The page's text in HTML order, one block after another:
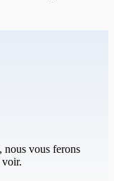
nous vous ferons
voir.